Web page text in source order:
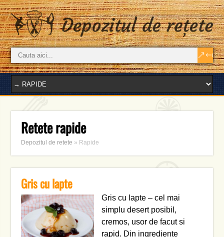
Retete rapide
Depozitul de retete » Rapide
Gris cu lapte
Gris cu lapte – cel mai
simplu desert posibil,
cremos, usor de facut si
rapid. Din ingrediente